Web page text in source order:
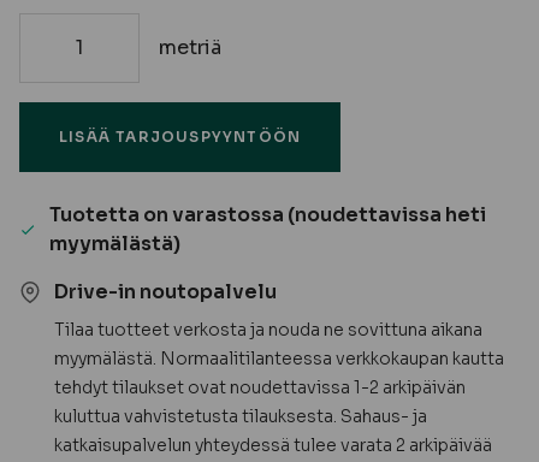
15x42/8
valkoinen
määrä
metriä
LISÄÄ TARJOUSPYYNTÖÖN
Tuotetta on varastossa (noudettavissa heti
myymälästä)
Drive-in noutopalvelu
Tilaa tuotteet verkosta ja nouda ne sovittuna aikana
myymälästä. Normaalitilanteessa verkkokaupan kautta
tehdyt tilaukset ovat noudettavissa 1-2 arkipäivän
kuluttua vahvistetusta tilauksesta. Sahaus- ja
katkaisupalvelun yhteydessä tulee varata 2 arkipäivää